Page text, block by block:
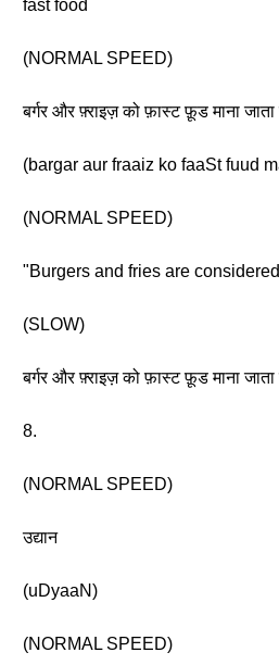
fast food
(NORMAL SPEED)
बर्गर और फ़्राइज़ को फ़ास्ट फ़ूड माना जाता
(bargar aur fraaiz ko faaSt fuud
(NORMAL SPEED)
"Burgers and fries are
(SLOW)
बर्गर और फ़्राइज़ को फ़ास्ट फ़ूड माना जाता
8.
(NORMAL SPEED)
उद्यान
(uDyaaN)
(NORMAL SPEED)